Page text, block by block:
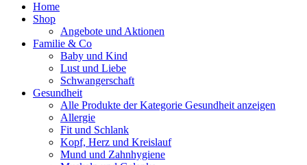
Home
Shop
Angebote und Aktionen
Familie & Co
Baby und Kind
Lust und Liebe
Schwangerschaft
Gesundheit
Alle Produkte der Kategorie Gesundheit anzeigen
Allergie
Fit und Schlank
Kopf, Herz und Kreislauf
Mund und Zahnhygiene